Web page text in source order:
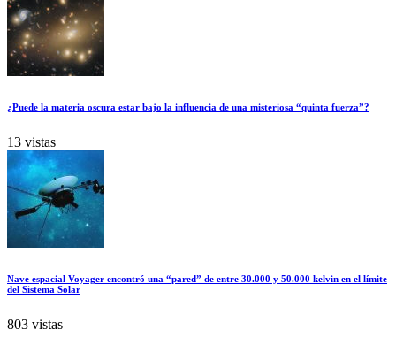
¿Puede la materia oscura estar bajo la influencia de una misteriosa “quinta fuerza”?
13 vistas
Nave espacial Voyager encontró una “pared” de entre 30.000 y 50.000 kelvin en el límite
del Sistema Solar
803 vistas